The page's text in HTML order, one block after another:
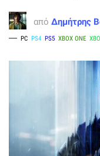
από Δημήτρης
PC PS4 PS5 XBOX ONE